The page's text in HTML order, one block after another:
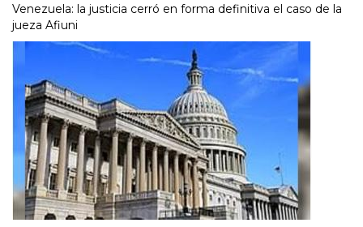
Venezuela: la justicia cerró en forma definitiva el caso de la
jueza Afiuni